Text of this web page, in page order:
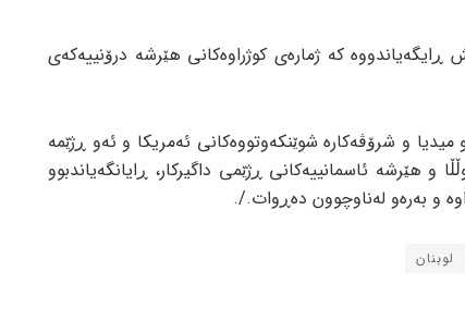
ڕایگەیاندووە کە ژمارەی کوژراوەکانی هێرشە درۆنییەکەی
و شرۆڤەکارە شوێنکەوتووەکانی ئەمریکا و ئەو ڕژێمە
ئاسمانییەکانی ڕژێمی داگیرکار، ڕایانگەیاندبوو
و بەرەو لەناوچوون دەڕوات./.
لوبنان